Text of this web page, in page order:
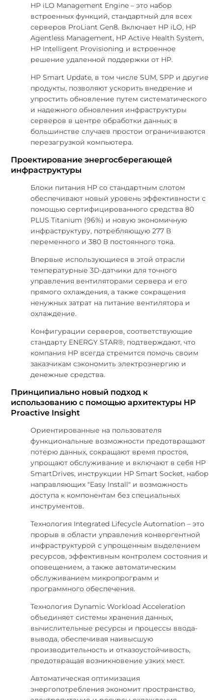
HP iLO Management Engine – это набор
встроенных функций, стандартный для всех
серверов ProLiant Gen8. Включает HP iLO, HP
Agentless Management, HP Active Health System,
HP Intelligent Provisioning и встроенное
решение удаленной поддержки от HP.
HP Smart Update, в том числе SUM, SPP и другие
продукты, позволяют ускорить внедрение и
упростить обновление путем систематического
и надежного обновления инфраструктуры
серверов в центре обработки данных; в
большинстве случаев простои ограничиваются
перезагрузкой компьютера.
Проектирование энергосберегающей
инфраструктуры
Блоки питания HP со стандартным слотом
обеспечивают новый уровень эффективности с
помощью сертифицированного средства 80
PLUS Titanium (96%) и новую экономичную
инфраструктуру, потребляющую 277 В
переменного и 380 В постоянного тока.
Впервые использующиеся в этой отрасли
температурные 3D-датчики для точного
управления вентиляторами сервера и его
прямого охлаждения, а также сокращения
ненужных затрат на питание вентилятора и
охлаждение.
Конфигурации серверов, соответствующие
стандарту ENERGY STAR®, подтверждают, что
компания HP всегда стремится помочь своим
заказчикам сэкономить электроэнергию и
денежные средства.
Принципиально новый подход к
использованию с помощью архитектуры HP
Proactive Insight
Ориентированные на пользователя
функциональные возможности предотвращают
потерю данных, сокращают время простоя,
упрощают обслуживание и включают в себя HP
SmartDrives, инструкции HP Smart Socket, набор
направляющих "Easy Install" и возможность
доступа к компонентам без специальных
инструментов.
Технология Integrated Lifecycle Automation – это
прорыв в области управления конвергентной
инфраструктурой с упрощенным выделением
ресурсов, эффективным контролем состояния и
оповещением, а также автоматическим
обслуживанием микропрограмм и
программного обеспечения.
Технология Dynamic Workload Acceleration
объединяет системы хранения данных,
вычислительные ресурсы и процессы ввода-
вывода, обеспечивая наивысшую
производительность и отказоустойчивость,
предотвращая возникновение узких мест.
Автоматическая оптимизация
энергопотребления экономит пространство,